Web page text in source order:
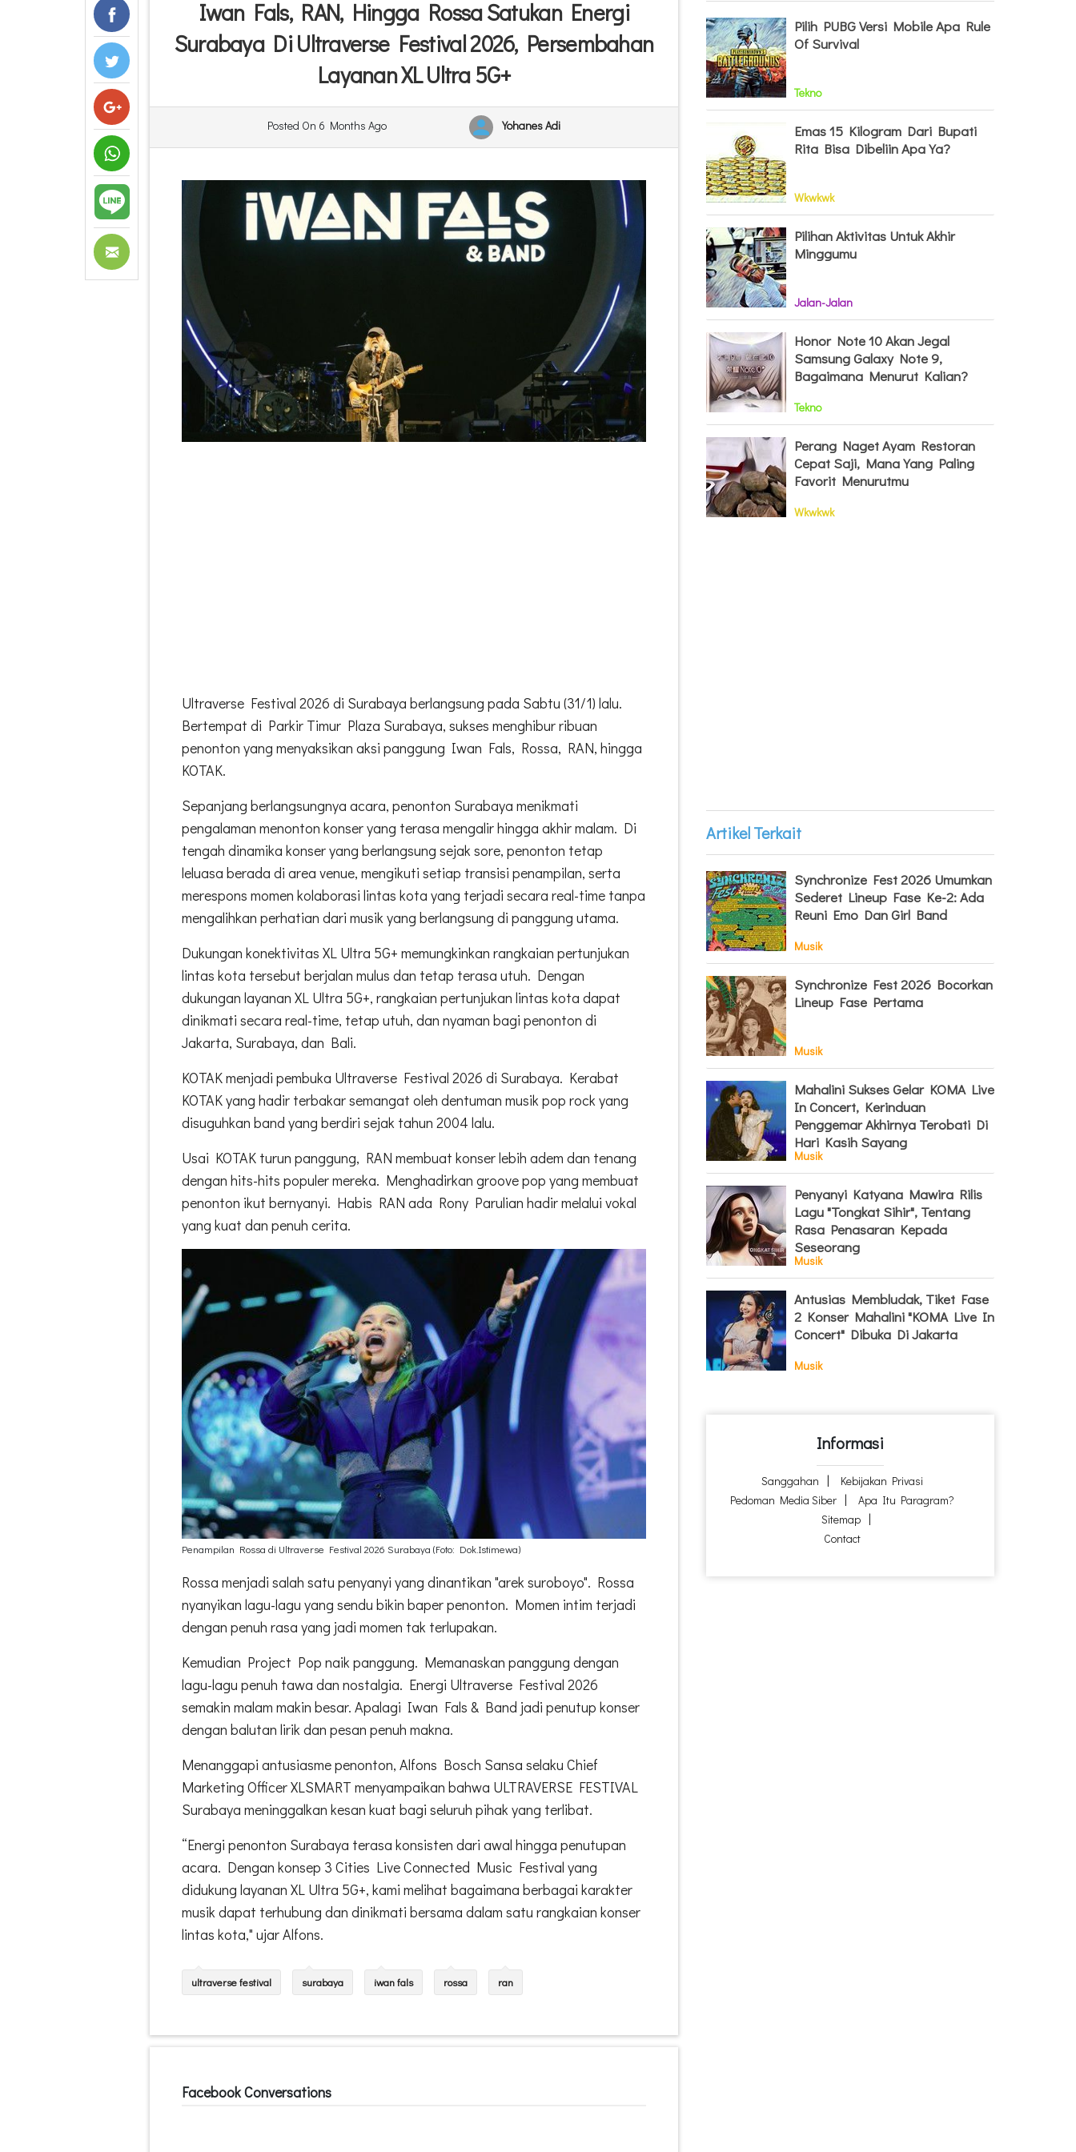
Iwan Fals, RAN, Hingga Rossa Satukan Energi
Surabaya Di Ultraverse Festival 2026, Persembahan
Layanan XL Ultra 5G+
Posted On 6 Months Ago Yohanes Adi
Ultraverse Festival 2026 di Surabaya berlangsung pada Sabtu (31/1) lalu.
Bertempat di Parkir Timur Plaza Surabaya, sukses menghibur ribuan
penonton yang menyaksikan aksi panggung Iwan Fals, Rossa, RAN, hingga
KOTAK.
Sepanjang berlangsungnya acara, penonton Surabaya menikmati
pengalaman menonton konser yang terasa mengalir hingga akhir malam. Di
tengah dinamika konser yang berlangsung sejak sore, penonton tetap
leluasa berada di area venue, mengikuti setiap transisi penampilan, serta
merespons momen kolaborasi lintas kota yang terjadi secara real-time tanpa
mengalihkan perhatian dari musik yang berlangsung di panggung utama.
Dukungan konektivitas XL Ultra 5G+ memungkinkan rangkaian pertunjukan
lintas kota tersebut berjalan mulus dan tetap terasa utuh. Dengan
dukungan layanan XL Ultra 5G+, rangkaian pertunjukan lintas kota dapat
dinikmati secara real-time, tetap utuh, dan nyaman bagi penonton di
Jakarta, Surabaya, dan Bali.
KOTAK menjadi pembuka Ultraverse Festival 2026 di Surabaya. Kerabat
KOTAK yang hadir terbakar semangat oleh dentuman musik pop rock yang
disuguhkan band yang berdiri sejak tahun 2004 lalu.
Usai KOTAK turun panggung, RAN membuat konser lebih adem dan tenang
dengan hits-hits populer mereka. Menghadirkan groove pop yang membuat
penonton ikut bernyanyi. Habis RAN ada Rony Parulian hadir melalui vokal
yang kuat dan penuh cerita.
Penampilan Rossa di Ultraverse Festival 2026 Surabaya (Foto: Dok.Istimewa)
Rossa menjadi salah satu penyanyi yang dinantikan "arek suroboyo". Rossa
nyanyikan lagu-lagu yang sendu bikin baper penonton. Momen intim terjadi
dengan penuh rasa yang jadi momen tak terlupakan.
Kemudian Project Pop naik panggung. Memanaskan panggung dengan
lagu-lagu penuh tawa dan nostalgia. Energi Ultraverse Festival 2026
semakin malam makin besar. Apalagi Iwan Fals & Band jadi penutup konser
dengan balutan lirik dan pesan penuh makna.
Menanggapi antusiasme penonton, Alfons Bosch Sansa selaku Chief
Marketing Officer XLSMART menyampaikan bahwa ULTRAVERSE FESTIVAL
Surabaya meninggalkan kesan kuat bagi seluruh pihak yang terlibat.
“Energi penonton Surabaya terasa konsisten dari awal hingga penutupan
acara. Dengan konsep 3 Cities Live Connected Music Festival yang
didukung layanan XL Ultra 5G+, kami melihat bagaimana berbagai karakter
musik dapat terhubung dan dinikmati bersama dalam satu rangkaian konser
lintas kota," ujar Alfons.
ultraverse festival surabaya iwan fals rossa ran
Facebook Conversations
Pilih PUBG Versi Mobile Apa Rule
Of Survival
Tekno
Emas 15 Kilogram Dari Bupati
Rita Bisa Dibeliin Apa Ya?
Wkwkwk
Pilihan Aktivitas Untuk Akhir
Minggumu
Jalan-Jalan
Honor Note 10 Akan Jegal
Samsung Galaxy Note 9,
Bagaimana Menurut Kalian?
Tekno
Perang Naget Ayam Restoran
Cepat Saji, Mana Yang Paling
Favorit Menurutmu
Wkwkwk
Artikel Terkait
Synchronize Fest 2026 Umumkan
Sederet Lineup Fase Ke-2: Ada
Reuni Emo Dan Girl Band
Musik
Synchronize Fest 2026 Bocorkan
Lineup Fase Pertama
Musik
Mahalini Sukses Gelar KOMA Live
In Concert, Kerinduan
Penggemar Akhirnya Terobati Di
Hari Kasih Sayang
Musik
Penyanyi Katyana Mawira Rilis
Lagu "Tongkat Sihir", Tentang
Rasa Penasaran Kepada
Seseorang
Musik
Antusias Membludak, Tiket Fase
2 Konser Mahalini "KOMA Live In
Concert" Dibuka Di Jakarta
Musik
Informasi
Sanggahan
Kebijakan Privasi
Pedoman Media Siber
Apa Itu Paragram?
Sitemap
Contact